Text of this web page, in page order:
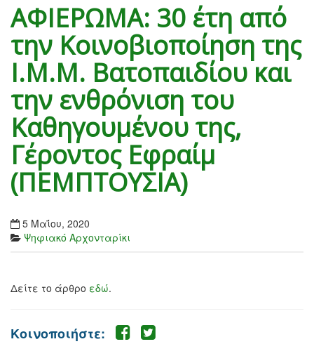
ΑΦΙΕΡΩΜΑ: 30 έτη από
την Κοινοβιοποίηση της
Ι.Μ.Μ. Βατοπαιδίου και
την ενθρόνιση του
Καθηγουμένου της,
Γέροντος Εφραίμ
(ΠΕΜΠΤΟΥΣΙΑ)
5 Μαΐου, 2020
Ψηφιακό Αρχονταρίκι
Δείτε το άρθρο εδώ.
Κοινοποιήστε: